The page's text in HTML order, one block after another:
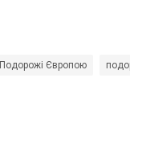
Подорожі Європою